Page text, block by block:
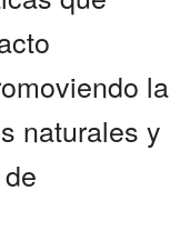
la
naturales y